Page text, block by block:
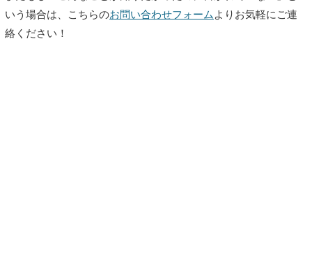
いう場合は、こちらのお問い合わせフォームよりお気軽にご連
絡ください！